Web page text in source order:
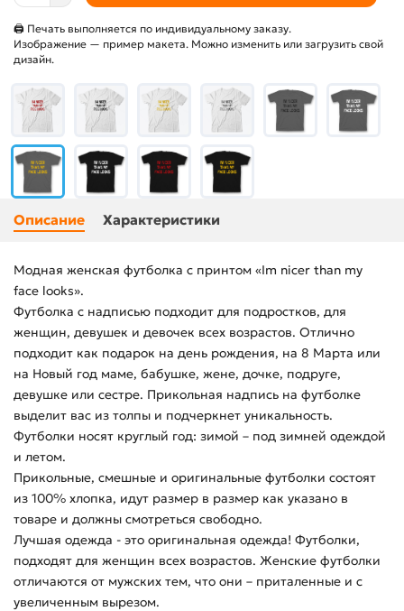
🖨 Печать выполняется по индивидуальному заказу.
Изображение — пример макета. Можно изменить или загрузить свой
дизайн.
Описание Характеристики
Модная женская футболка с принтом «Im nicer than my
face looks».
Футболка с надписью подходит для подростков, для
женщин, девушек и девочек всех возрастов. Отлично
подходит как подарок на день рождения, на 8 Марта или
на Новый год маме, бабушке, жене, дочке, подруге,
девушке или сестре. Прикольная надпись на футболке
выделит вас из толпы и подчеркнет уникальность.
Футболки носят круглый год: зимой – под зимней одеждой
и летом.
Прикольные, смешные и оригинальные футболки состоят
из 100% хлопка, идут размер в размер как указано в
товаре и должны смотреться свободно.
Лучшая одежда - это оригинальная одежда! Футболки,
подходят для женщин всех возрастов. Женские футболки
отличаются от мужских тем, что они – приталенные и с
увеличенным вырезом.